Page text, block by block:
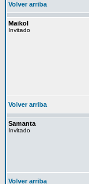
Volver arriba
Maikol
Invitado
Volver arriba
Samanta
Invitado
Volver arriba